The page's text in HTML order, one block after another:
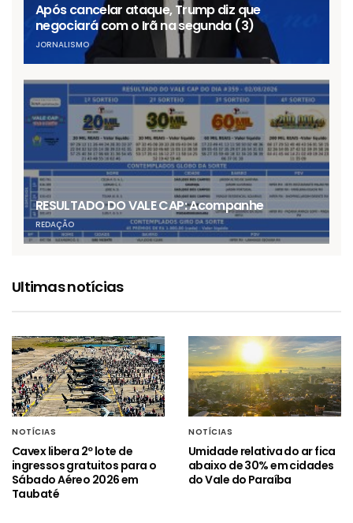
Após cancelar ataque, Trump diz que
negociará com o Irã na segunda (3)
JORNALISMO
RESULTADO DO VALE CAP: Acompanhe
REDAÇÃO
Ultimas notícias
NOTÍCIAS
Cavex libera 2º lote de
ingressos gratuitos para o
Sábado Aéreo 2026 em
Taubaté
NOTÍCIAS
Umidade relativa do ar fica
abaixo de 30% em cidades
do Vale do Paraíba